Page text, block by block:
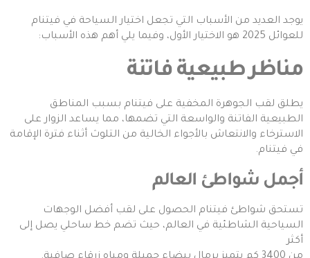
يوجد العديد من الأسباب التي تجعل اختيار السياحة في فيتنام
للعوائل 2025 هو الاختيار الأول، وفيما يلي أهم هذه الأسباب:
مناظر طبيعية فاتنة
يطلق لقب الجوهرة المخفية على فيتنام بسبب المناطق
الطبيعية الفاتنة والواسعة التي تضمها، مما يساعد الزوار على
الاسترخاء والانتعاش بالأجواء الخالية من التلوث أثناء فترة الإقامة
في فيتنام.
أجمل شواطئ العالم
تستحق شواطئ فيتنام الحصول على لقب أفضل الوجهات
السياحية الشاطئية في العالم، حيث تضم خط ساحلي يصل إلى
أكثر